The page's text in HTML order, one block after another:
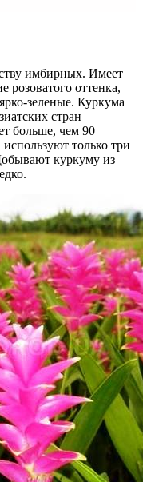
имбирных. Имеет
розоватого оттенка,
зеленые. Куркума
стран
больше, чем 90
только три
куркуму из